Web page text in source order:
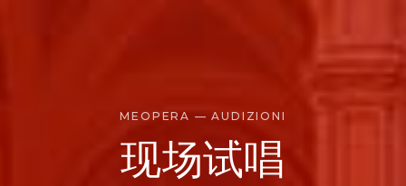
MEOPERA — AUDIZIONI
现场试唱